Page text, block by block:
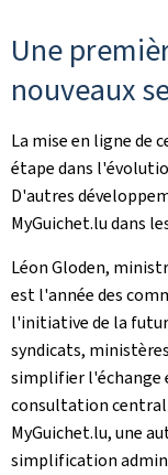
Une
nouveaux
La mise en ligne de
étape dans
D'autres
MyGuichet.lu dans
Léon Gloden,
est l'année des
l'initiative de la
syndicats,
simplifier l'échange
consultation
MyGuichet.lu, une
simplification